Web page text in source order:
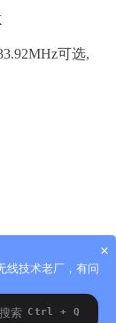
可选,
×
线技术老厂，有问